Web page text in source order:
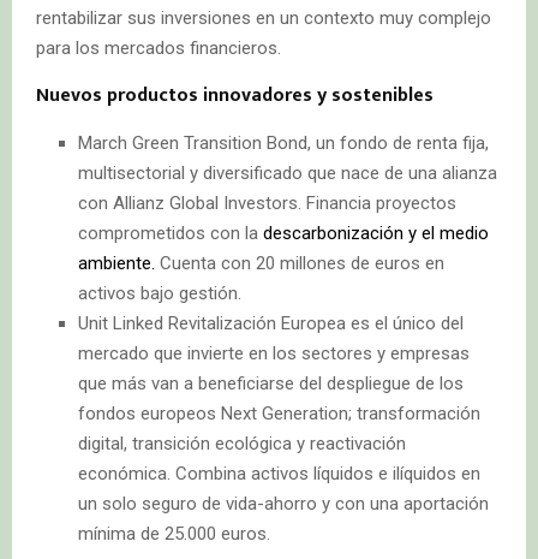
rentabilizar sus inversiones en un contexto muy complejo
para los mercados financieros.
Nuevos productos innovadores y sostenibles
March Green Transition Bond, un fondo de renta fija,
multisectorial y diversificado que nace de una alianza
con Allianz Global Investors. Financia proyectos
comprometidos con la descarbonización y el medio
ambiente. Cuenta con 20 millones de euros en
activos bajo gestión.
Unit Linked Revitalización Europea es el único del
mercado que invierte en los sectores y empresas
que más van a beneficiarse del despliegue de los
fondos europeos Next Generation; transformación
digital, transición ecológica y reactivación
económica. Combina activos líquidos e ilíquidos en
un solo seguro de vida-ahorro y con una aportación
mínima de 25.000 euros.